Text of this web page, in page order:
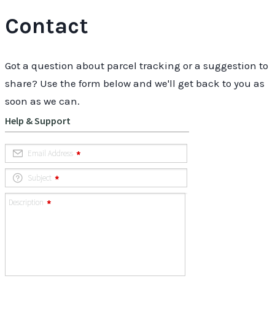
Contact
Got a question about parcel tracking or a suggestion to
share? Use the form below and we'll get back to you as
soon as we can.